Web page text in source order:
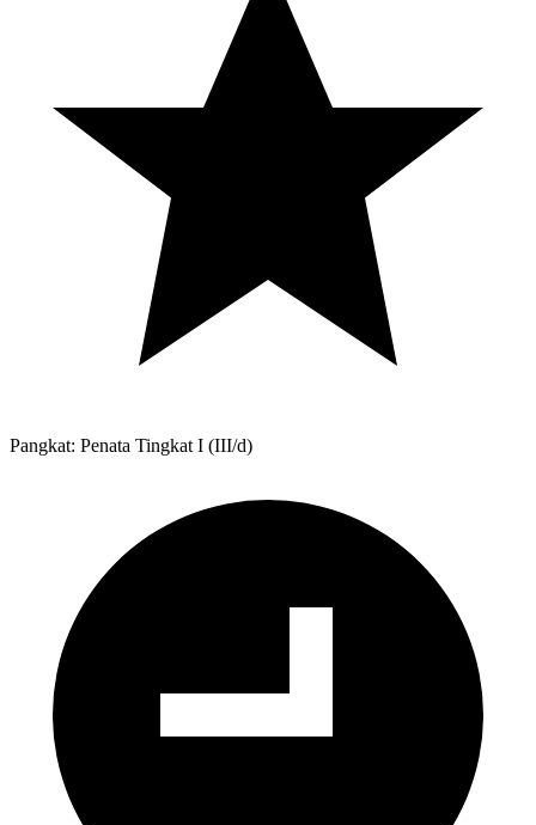
Pangkat: Penata Tingkat I (III/d)